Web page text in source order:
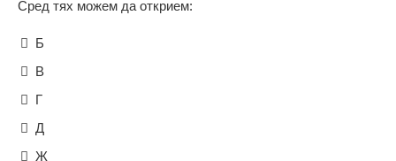
Сред тях можем да открием:
Б
В
Г
Д
Ж